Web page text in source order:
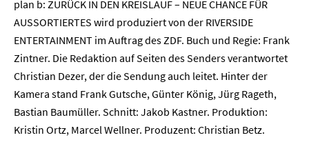
plan b: ZURÜCK IN DEN KREISLAUF – NEUE CHANCE FÜR
AUSSORTIERTES wird produziert von der RIVERSIDE
ENTERTAINMENT im Auftrag des ZDF. Buch und Regie: Frank
Zintner. Die Redaktion auf Seiten des Senders verantwortet
Christian Dezer, der die Sendung auch leitet. Hinter der
Kamera stand Frank Gutsche, Günter König, Jürg Rageth,
Bastian Baumüller. Schnitt: Jakob Kastner. Produktion:
Kristin Ortz, Marcel Wellner. Produzent: Christian Betz.
Karriere
Kontakt
Newsletter Datenschutz Impressum